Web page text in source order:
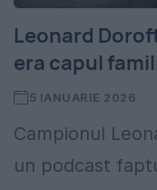
Leonard
era capul
5 IANUARIE 2026
Campionul
un podcast